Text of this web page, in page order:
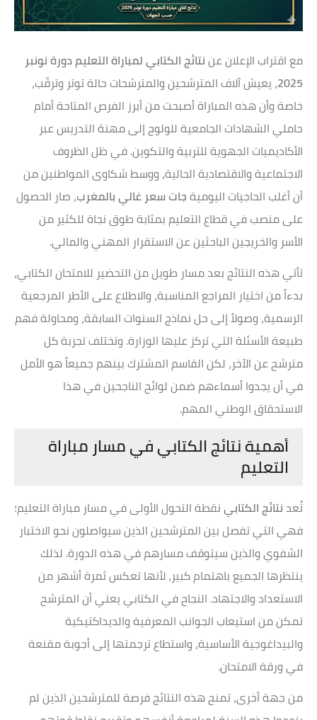
مع اقتراب الإعلان عننتائج الكتابي لمباراة التعليم دورة نونبر
2025، يعيش آلاف المترشحين والمترشحات حالة توتر وترقّب،
خاصة وأن هذه المباراة أصبحت من أبرز الفرص المتاحة أمام
حاملي الشهادات الجامعية للولوج إلى مهنة التدريس عبر
الأكاديميات الجهوية للتربية والتكوين. في ظل الظروف
الاجتماعية والاقتصادية الحالية، ووسط شكاوى المواطنين من
أن أغلب الحاجيات اليوميةجات سعر غالي بالمغرب، صار الحصول
على منصب في قطاع التعليم بمثابة طوق نجاة للكثير من
الأسر والخريجين الباحثين عن الاستقرار المهني والمالي.
تأتي هذه النتائج بعد مسار طويل من التحضير للامتحان الكتابي،
بدءاً من اختيار المراجع المناسبة، والاطلاع على الأطر المرجعية
الرسمية، وصولاً إلى حل نماذج السنوات السابقة، ومحاولة فهم
طبيعة الأسئلة التي تركز عليها الوزارة. وتختلف تجربة كل
مترشح عن الآخر، لكن القاسم المشترك بينهم جميعاً هو الأمل
في أن يجدوا أسماءهم ضمن لوائح الناجحين في هذا
الاستحقاق الوطني المهم.
أهمية نتائج الكتابي في مسار مباراة
التعليم
تُعدنتائج الكتابينقطة التحول الأولى في مسار مباراة التعليم؛
فهي التي تفصل بين المترشحين الذين سيواصلون نحو الاختبار
الشفوي والذين سيتوقف مسارهم في هذه الدورة. لذلك
ينتظرها الجميع باهتمام كبير، لأنها تعكس ثمرة أشهر من
الاستعداد والاجتهاد. النجاح في الكتابي يعني أن المترشح
تمكن من استيعاب الجوانب المعرفية والديداكتيكية
والبيداغوجية الأساسية، واستطاع ترجمتها إلى أجوبة مقنعة
في ورقة الامتحان.
من جهة أخرى، تمنح هذه النتائج فرصة للمترشحين الذين لم